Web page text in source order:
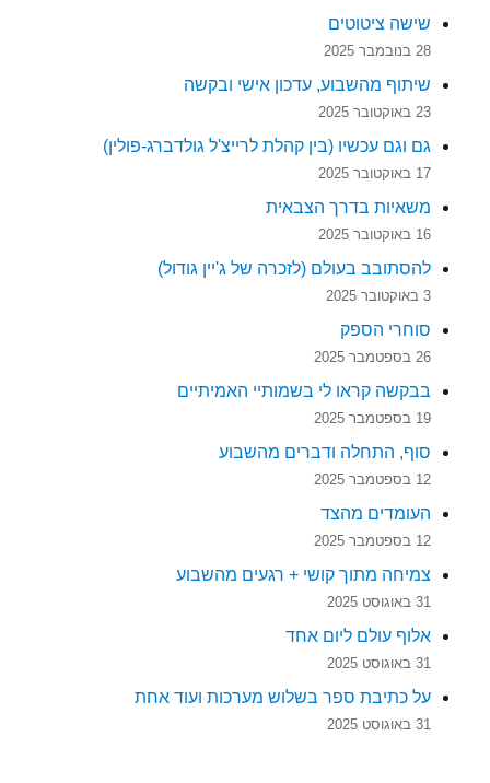
שישה ציטוטים
28 בנובמבר 2025
שיתוף מהשבוע, עדכון אישי ובקשה
23 באוקטובר 2025
גם וגם עכשיו (בין קהלת לרייצ'ל גולדברג-פולין)
17 באוקטובר 2025
משאיות בדרך הצבאית
16 באוקטובר 2025
להסתובב בעולם (לזכרה של ג'יין גודול)
3 באוקטובר 2025
סוחרי הספק
26 בספטמבר 2025
בבקשה קראו לי בשמותיי האמיתיים
19 בספטמבר 2025
סוף, התחלה ודברים מהשבוע
12 בספטמבר 2025
העומדים מהצד
12 בספטמבר 2025
צמיחה מתוך קושי + רגעים מהשבוע
31 באוגוסט 2025
אלוף עולם ליום אחד
31 באוגוסט 2025
על כתיבת ספר בשלוש מערכות ועוד אחת
31 באוגוסט 2025